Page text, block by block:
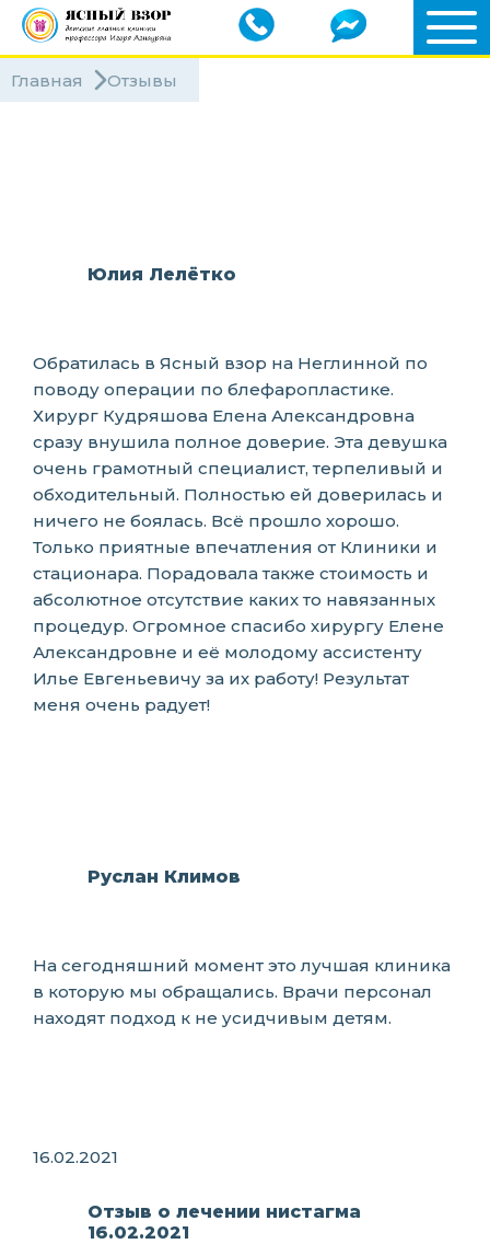
Главная Отзывы
Юлия Лелётко
Обратилась в Ясный взор на Неглинной по
поводу операции по блефаропластике.
Хирург Кудряшова Елена Александровна
сразу внушила полное доверие. Эта девушка
очень грамотный специалист, терпеливый и
обходительный. Полностью ей доверилась и
ничего не боялась. Всё прошло хорошо.
Только приятные впечатления от Клиники и
стационара. Порадовала также стоимость и
абсолютное отсутствие каких то навязанных
процедур. Огромное спасибо хирургу Елене
Александровне и её молодому ассистенту
Илье Евгеньевичу за их работу! Результат
меня очень радует!
Руслан Климов
На сегодняшний момент это лучшая клиника
в которую мы обращались. Врачи персонал
находят подход к не усидчивым детям.
16.02.2021
Отзыв о лечении нистагма
16.02.2021